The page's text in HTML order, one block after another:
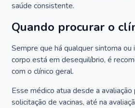
saúde consistente.
Quando procurar o
Sempre que há qualquer sintoma ou
corpo está em desequilíbrio, é
com o clínico geral.
Esse médico atua desde a
solicitação de vacinas, até na